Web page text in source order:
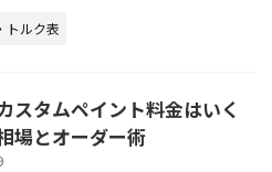
トルク表
スタムペイント料金はいく
場とオーダー術